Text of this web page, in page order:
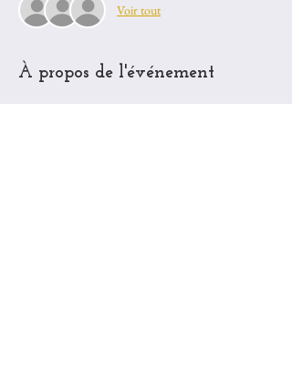
Voir tout
À propos de l'événement